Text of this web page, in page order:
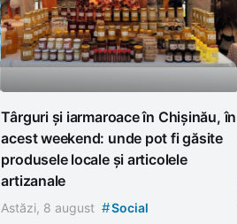
Târguri și iarmaroace în Chișinău, în
acest weekend: unde pot fi găsite
produsele locale și articolele
artizanale
Astăzi, 8 august #Social